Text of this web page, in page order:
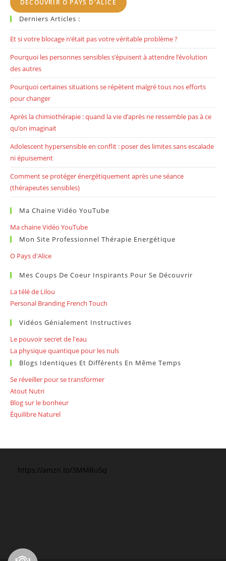
DÉCOUVRIR O PAYS D'ALICE
Derniers Articles :
Et si votre blocage n’était pas votre véritable problème ?
Pourquoi les personnes sensibles s’épuisent à attendre l’évolution
des autres
Pourquoi certaines situations se répètent malgré tous nos efforts
pour changer
Après la chimiothérapie : quand la vie d’après ne ressemble pas à ce
qu’on imaginait
Adolescent hypersensible en conflit : poser des limites sans escalade
ni épuisement
Comment se protéger énergétiquement après une séance
(thérapeutes sensibles)
Ma Chaine Vidéo YouTube
Ma chaine Vidéo YouTube
Mon Site Professionnel Thérapie Energétique
O Pays d'Alice
Mes Coups De Coeur Inspirants Pour Se Découvrir
La télé de Lilou
Personal Branding French Touch
Vidéos Génialement Instructives
Le pouvoir secret de l'eau
La physique quantique pour les nuls
Blogs Identiques Et Différents En Même Temps
Se réveiller pour se transformer
Atout Nutri
Blog sur le bonheur
Équilibre Naturel
https://amzn.to/3MMRu5q